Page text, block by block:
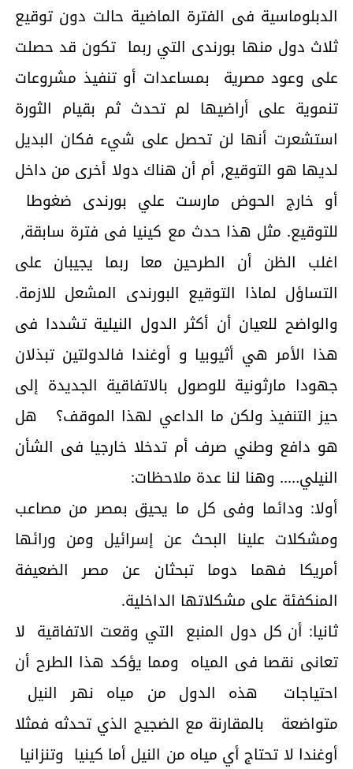
الدبلوماسية فى الفترة الماضية حالت دون توقيع
ثلاث دول منها بورندى التي ربما تكون قد حصلت
على وعود مصرية بمساعدات أو تنفيذ مشروعات
تنموية على أراضيها لم تحدث ثم بقيام الثورة
استشعرت أنها لن تحصل على شيء فكان البديل
لديها هو التوقيع, أم أن هناك دولا أخرى من داخل
أو خارج الحوض مارست علي بورندى ضغوطا
للتوقيع. مثل هذا حدث مع كينيا فى فترة سابقة,
اغلب الظن أن الطرحين معا ربما يجيبان على
التساؤل لماذا التوقيع البورندى المشعل للازمة.
والواضح للعيان أن أكثر الدول النيلية تشددا فى
هذا الأمر هي أثيوبيا و أوغندا فالدولتين تبذلان
جهودا مارثونية للوصول بالاتفاقية الجديدة إلى
حيز التنفيذ ولكن ما الداعي لهذا الموقف؟ هل
هو دافع وطني صرف أم تدخلا خارجيا فى الشأن
النيلي….. وهنا لنا عدة ملاحظات:
أولا: ودائما وفى كل ما يحيق بمصر من مصاعب
ومشكلات علينا البحث عن إسرائيل ومن ورائها
أمريكا فهما دوما تبحثان عن مصر الضعيفة
المنكفئة على مشكلاتها الداخلية.
ثانيا: أن كل دول المنبع التي وقعت الاتفاقية لا
تعانى نقصا فى المياه ومما يؤكد هذا الطرح أن
احتياجات هذه الدول من مياه نهر النيل
متواضعة بالمقارنة مع الضجيج الذي تحدثه فمثلا
أوغندا لا تحتاج أي مياه من النيل أما كينيا وتنزانيا